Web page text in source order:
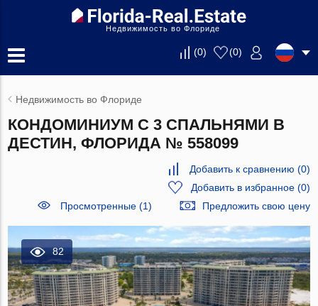
Недвижимость во Флориде
(0) (0)
Недвижимость во Флориде
КОНДОМИНИУМ С 3 СПАЛЬНЯМИ В
ДЕСТИН, ФЛОРИДА № 558099
Добавить к сравнению (0)
Добавить в избранное(0)
Просмотренные (1)
Предложить свою цену
82